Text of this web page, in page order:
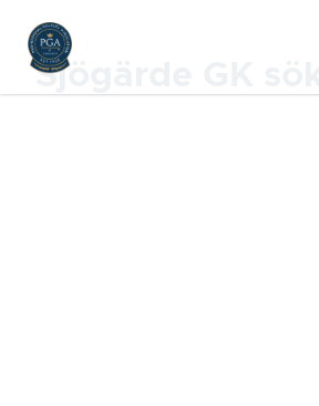
Sjögärde GK